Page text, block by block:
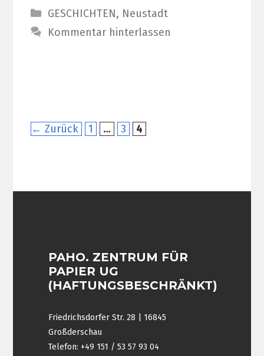
Kategorien
GESCHICHTEN, Neustadt
Kommentar hinterlassen
← Zurück Seite
1 … Seite
3 Seite
4
PAHO. ZENTRUM FÜR
PAPIER UG
(HAFTUNGSBESCHRÄNKT)
Friedrichsdorfer Str. 28 | 16845
Großderschau
Telefon: +49 151 / 53 57 93 04